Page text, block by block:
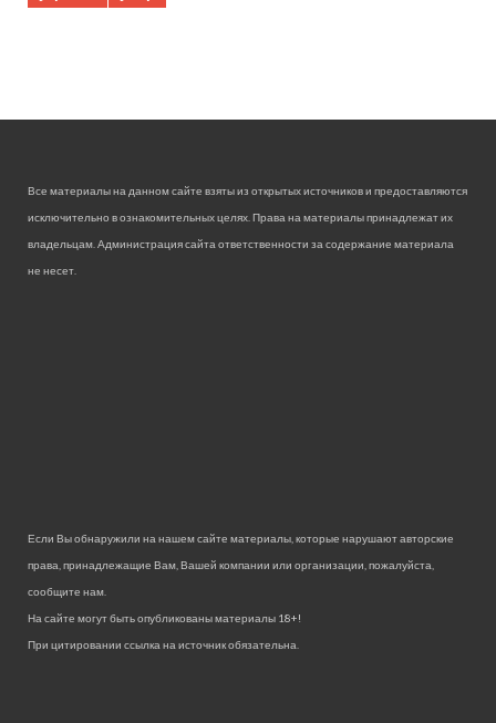
Все материалы на данном сайте взяты из открытых источников и предоставляются
исключительно в ознакомительных целях. Права на материалы принадлежат их
владельцам. Администрация сайта ответственности за содержание материала
не несет.
Если Вы обнаружили на нашем сайте материалы, которые нарушают авторские
права, принадлежащие Вам, Вашей компании или организации, пожалуйста,
сообщите нам.
На сайте могут быть опубликованы материалы 18+!
При цитировании ссылка на источник обязательна.